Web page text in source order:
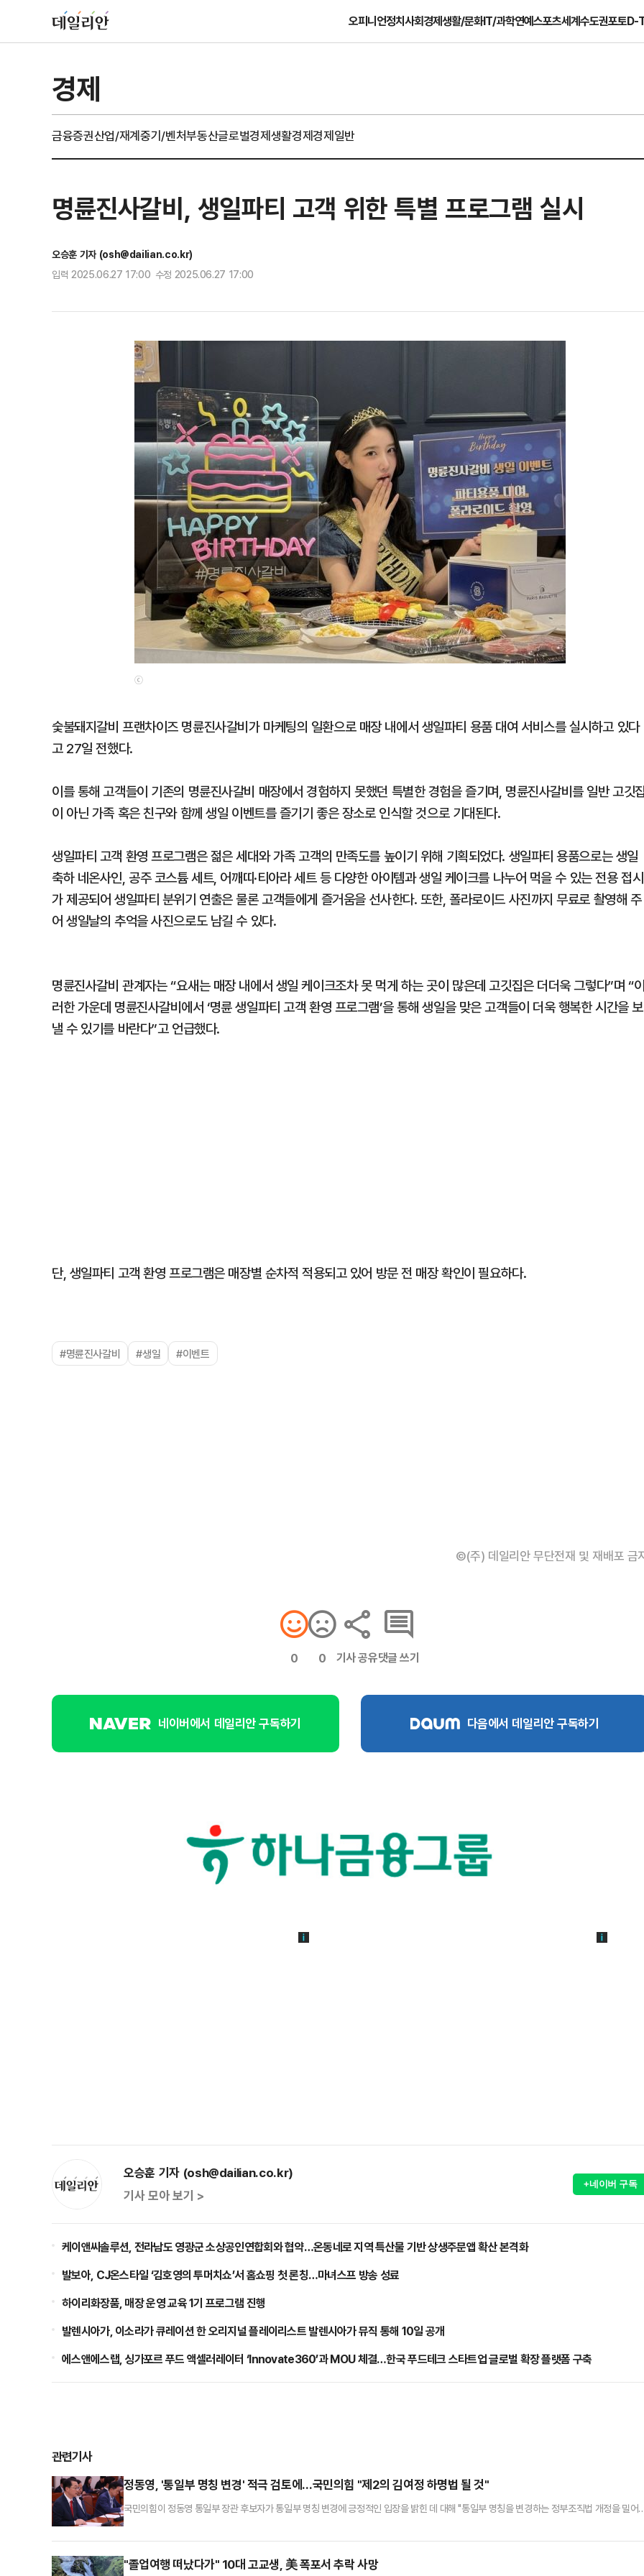
오피니언정치사회경제생활/문화IT/과학연예스포츠세계수도권포토D-
경제
금융증권산업/재계중기/벤처부동산글로벌경제생활경제경제일반
명륜진사갈비, 생일파티 고객 위한 특별 프로그램 실시
오승훈 기자 (osh@dailian.co.kr)
입력 2025.06.27 17:00 수정 2025.06.27 17:00
ⓒ
숯불돼지갈비 프랜차이즈 명륜진사갈비가 마케팅의 일환으로 매장 내에서 생일파티 용품 대여 서비스를 실시하고 있다
고 27일 전했다.
이를 통해 고객들이 기존의 명륜진사갈비 매장에서 경험하지 못했던 특별한 경험을 즐기며, 명륜진사갈비를 일반 고깃
이 아닌 가족 혹은 친구와 함께 생일 이벤트를 즐기기 좋은 장소로 인식할 것으로 기대된다.
생일파티 고객 환영 프로그램은 젊은 세대와 가족 고객의 만족도를 높이기 위해 기획되었다. 생일파티 용품으로는 생일
축하 네온사인, 공주 코스튬 세트, 어깨띠·티아라 세트 등 다양한 아이템과 생일 케이크를 나누어 먹을 수 있는 전용 접시
가 제공되어 생일파티 분위기 연출은 물론 고객들에게 즐거움을 선사한다. 또한, 폴라로이드 사진까지 무료로 촬영해 주
어 생일날의 추억을 사진으로도 남길 수 있다.
명륜진사갈비 관계자는 “요새는 매장 내에서 생일 케이크조차 못 먹게 하는 곳이 많은데 고깃집은 더더욱 그렇다”며 “
러한 가운데 명륜진사갈비에서 ‘명륜 생일파티 고객 환영 프로그램’을 통해 생일을 맞은 고객들이 더욱 행복한 시간을 보
낼 수 있기를 바란다”고 언급했다.
단, 생일파티 고객 환영 프로그램은 매장별 순차적 적용되고 있어 방문 전 매장 확인이 필요하다.
#명륜진사갈비 #생일 #이벤트
©(주) 데일리안 무단전재 및 재배포 금
0 0 기사 공유댓글 쓰기
네이버에서 데일리안 구독하기 다음에서 데일리안 구독하기
오승훈 기자 (osh@dailian.co.kr)
기사 모아 보기 >
+네이버 구독
케이앤씨솔루션, 전라남도 영광군 소상공인연합회와 협약…온동네로 지역 특산물 기반 상생주문앱 확산 본격화
발보아, CJ온스타일 ‘김호영의 투머치쇼’서 홈쇼핑 첫 론칭…마녀스프 방송 성료
하이리화장품, 매장 운영 교육 1기 프로그램 진행
발렌시아가, 이소라가 큐레이션 한 오리지널 플레이리스트 발렌시아가 뮤직 통해 10일 공개
에스앤에스랩, 싱가포르 푸드 액셀러레이터 ‘Innovate360’과 MOU 체결…한국 푸드테크 스타트업 글로벌 확장 플랫폼 구축
관련기사
정동영, '통일부 명칭 변경' 적극 검토에…국민의힘 "제2의 김여정 하명법 될 것"
국민의힘이 정동영 통일부 장관 후보자가 통일부 명칭 변경에 긍정적인 입장을 밝힌 데 대해 "통일부 명칭을 변경하는 정부조직법 개정을 밀어
회의에서 "더불어민주당은 2020년 북한 김여정이 '대북전단을 막을 법이라도 만들라'고 하자 소위 김여정 하명법으로 불린 대북전단금지법을
"졸업여행 떠났다가" 10대 고교생, 美 폭포서 추락 사망
1
송영길·김민석, '조희대 탄핵'
법사위원들 "즉시 대법관 제
2
홈플러스, 회생 첫발 뗐다…
개 점포 가오픈
3
3000원짜리 장바구니 'K굿
국인 관광객 필수템은?
4
"손님! '이거' 쓰고 식당·극장
다"
5
[르포] 병원 오는 길부터 고
더 취약한 환자들